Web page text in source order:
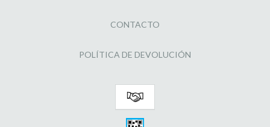
CONTACTO
POLÍTICA DE DEVOLUCIÓN